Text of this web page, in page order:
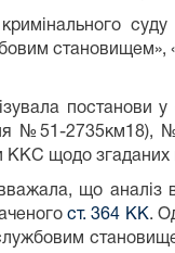
становищем»,
№51-2735км18),
ККС щодо згаданих
що аналіз
ст. 364 КК.